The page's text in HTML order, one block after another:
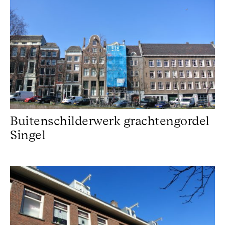
Buitenschilderwerk grachtengordel
Singel
Schilderwerk Amsterdam Oud-West